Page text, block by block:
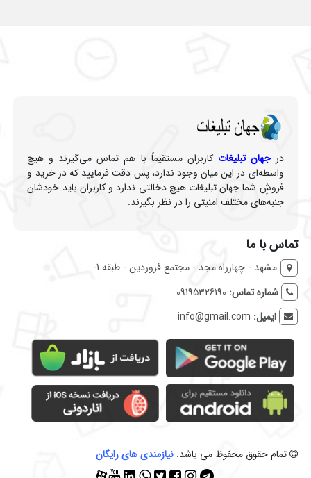
درجهان تبلیغات کاربران مستقیماً با هم تماس می‌گیرند و هیچ
واسطه‌ای در این میان وجود ندارد، پس دقت فرمایید که در خرید و
فروشِ شما جهان تبلیغات هیچ دخالتی ندارد و کاربران باید خودشان
جنبه‌های مختلف امنیتی را در نظر بگیرند.
تماس با ما
مشهد - چهارراه مجد - مجتمع فروردین - طبقه 1-
شماره تماس: 09195326190
ایمیل: info@gmail.com
تمام حقوق محفوظ می باشد.نیازمندی‌ های رایگان